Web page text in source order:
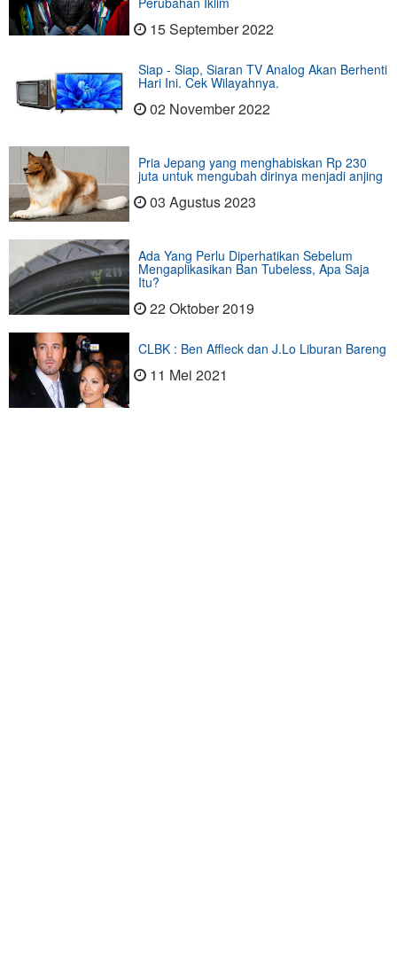
15 September 2022
Siap - Siap, Siaran TV Analog Akan Berhenti
Hari Ini. Cek Wilayahnya.
02 November 2022
Pria Jepang yang menghabiskan Rp 230
juta untuk mengubah dirinya menjadi anjing
03 Agustus 2023
Ada Yang Perlu Diperhatikan Sebelum
Mengaplikasikan Ban Tubeless, Apa Saja
Itu?
22 Oktober 2019
CLBK : Ben Affleck dan J.Lo Liburan Bareng
11 Mei 2021